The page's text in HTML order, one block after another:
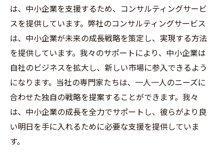
は、中小企業を支援するため、コンサルティングサービ
スを提供しています。弊社のコンサルティングサービス
は、中小企業が未来の成長戦略を策定し、実現する方法
を提供しています。我々のサポートにより、中小企業は
自社のビジネスを拡大し、新しい市場に参入できるよう
になります。当社の専門家たちは、一人一人のニーズに
合わせた独自の戦略を提案することができます。我々
は、中小企業の成長を全力でサポートし、彼らがより良
い明日を手に入れるために必要な支援を提供していま
す。